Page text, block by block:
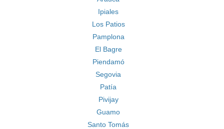
Ipiales
Los Patios
Pamplona
El Bagre
Piendamó
Segovia
Patía
Pivijay
Guamo
Santo Tomás